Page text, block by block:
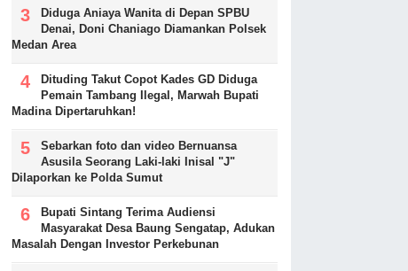
Diduga Aniaya Wanita di Depan SPBU
Denai, Doni Chaniago Diamankan Polsek
Medan Area
Dituding Takut Copot Kades GD Diduga
Pemain Tambang Ilegal, Marwah Bupati
Madina Dipertaruhkan!
Sebarkan foto dan video Bernuansa
Asusila Seorang Laki-laki Inisal "J"
Dilaporkan ke Polda Sumut
Bupati Sintang Terima Audiensi
Masyarakat Desa Baung Sengatap, Adukan
Masalah Dengan Investor Perkebunan